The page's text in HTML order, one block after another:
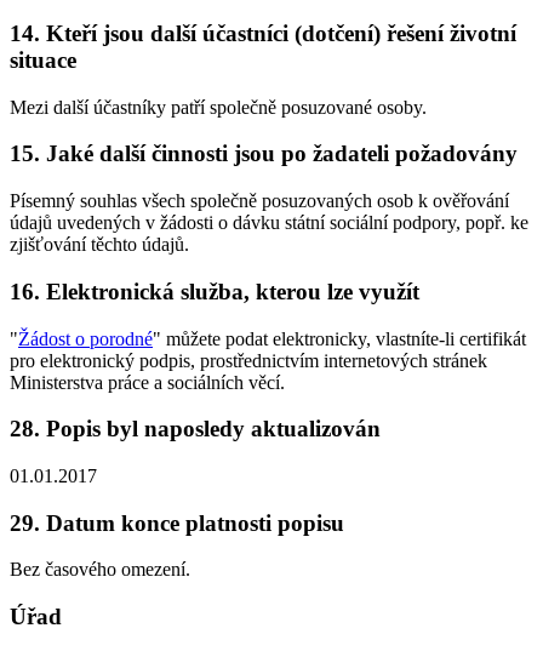
14. Kteří jsou další účastníci (dotčení) řešení životní
situace
Mezi další účastníky patří společně posuzované osoby.
15. Jaké další činnosti jsou po žadateli požadovány
Písemný souhlas všech společně posuzovaných osob k ověřování
údajů uvedených v žádosti o dávku státní sociální podpory, popř. ke
zjišťování těchto údajů.
16. Elektronická služba, kterou lze využít
"Žádost o porodné" můžete podat elektronicky, vlastníte-li certifikát
pro elektronický podpis, prostřednictvím internetových stránek
Ministerstva práce a sociálních věcí.
28. Popis byl naposledy aktualizován
01.01.2017
29. Datum konce platnosti popisu
Bez časového omezení.
Úřad